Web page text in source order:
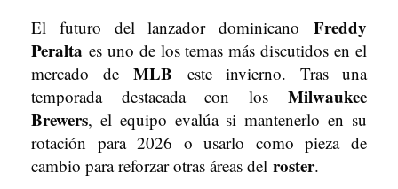
El futuro del lanzador dominicano Freddy
Peralta es uno de los temas más discutidos en el
mercado de MLB este invierno. Tras una
temporada destacada con los Milwaukee
Brewers, el equipo evalúa si mantenerlo en su
rotación para 2026 o usarlo como pieza de
cambio para reforzar otras áreas del roster.